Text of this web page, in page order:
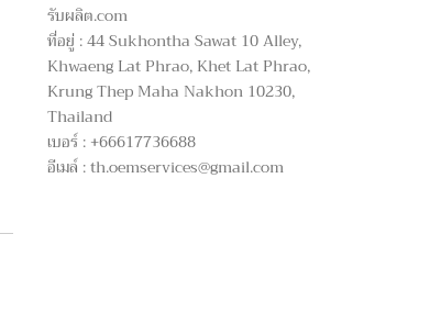
รับผลิต.com
ที่อยู่ : 44 Sukhontha Sawat 10 Alley,
Khwaeng Lat Phrao, Khet Lat Phrao,
Krung Thep Maha Nakhon 10230,
Thailand
เบอร์ : +66617736688
อีเมล์ :th.oemservices@gmail.com